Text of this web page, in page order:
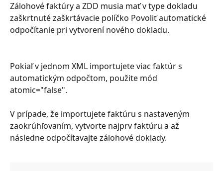
Zálohové faktúry a ZDD musia mať v type dokladu
zaškrtnuté zaškrtávacie políčko Povoliť automatické
odpočítanie pri vytvorení nového dokladu.
Pokiaľ v jednom XML importujete viac faktúr s
automatickým odpočtom, použite mód
atomic="false".
V prípade, že importujete faktúru s nastaveným
zaokrúhľovaním, vytvorte najprv faktúru a až
následne odpočítavajte zálohové doklady.